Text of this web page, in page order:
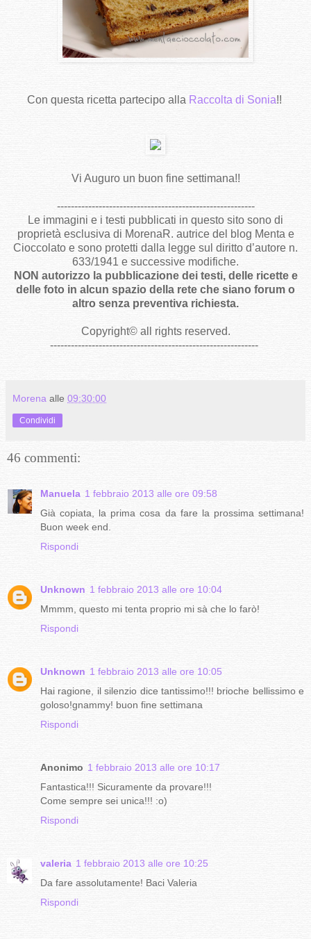
Con questa ricetta partecipo alla Raccolta di Sonia!!
Vi Auguro un buon fine settimana!!
---------------------------------------------------------
Le immagini e i testi pubblicati in questo sito sono di
proprietà esclusiva di MorenaR. autrice del blog Menta e
Cioccolato e sono protetti dalla legge sul diritto d’autore n.
633/1941 e successive modifiche.
NON autorizzo la pubblicazione dei testi, delle ricette e
delle foto in alcun spazio della rete che siano forum o
altro senza preventiva richiesta.
Copyright© all rights reserved.
------------------------------------------------------------
Morena alle 09:30:00
Condividi
46 commenti:
Manuela 1 febbraio 2013 alle ore 09:58
Già copiata, la prima cosa da fare la prossima settimana!
Buon week end.
Rispondi
Unknown 1 febbraio 2013 alle ore 10:04
Mmmm, questo mi tenta proprio mi sà che lo farò!
Rispondi
Unknown 1 febbraio 2013 alle ore 10:05
Hai ragione, il silenzio dice tantissimo!!! brioche bellissimo e
goloso!gnammy! buon fine settimana
Rispondi
Anonimo 1 febbraio 2013 alle ore 10:17
Fantastica!!! Sicuramente da provare!!!
Come sempre sei unica!!! :o)
Rispondi
valeria 1 febbraio 2013 alle ore 10:25
Da fare assolutamente! Baci Valeria
Rispondi